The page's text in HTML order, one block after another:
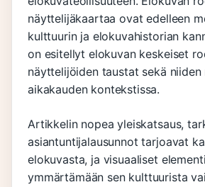
näyttelijäkaartaa ovat edelleen
kulttuurin ja elokuvahistorian
on esitellyt elokuvan keskeiset
näyttelijöiden taustat sekä
aikakauden kontekstissa.
Artikkelin nopea yleiskatsaus,
asiantuntijalausunnot tarjoavat
elokuvasta, ja visuaaliset
ymmärtämään sen kulttuurista